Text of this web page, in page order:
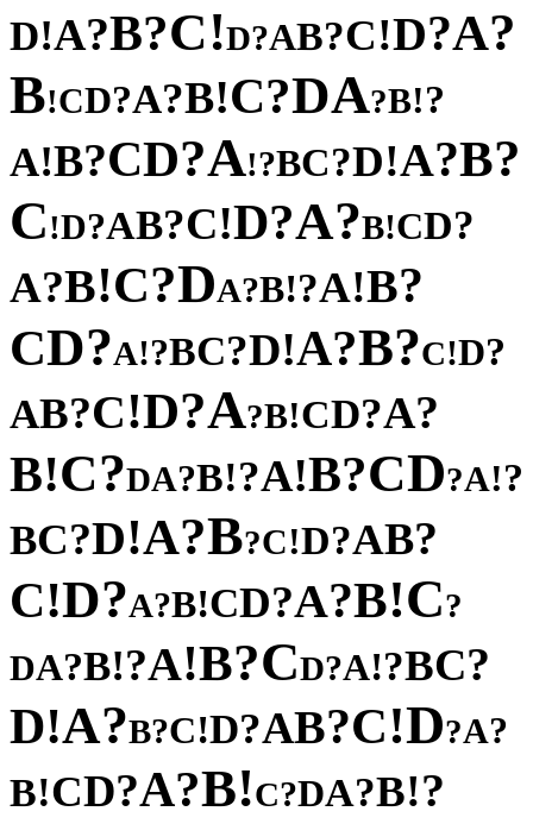
D!A?B?C!D?AB?C!D?A?
B!CD?A?B!C?DA?B!?
A!B?CD?A!?BC?D!A?B?
C!D?AB?C!D?A?B!CD?
A?B!C?DA?B!?A!B?
CD?A!?BC?D!A?B?C!D?
AB?C!D?A?B!CD?A?
B!C?DA?B!?A!B?CD?A!?
BC?D!A?B?C!D?AB?
C!D?A?B!CD?A?B!C?
DA?B!?A!B?CD?A!?BC?
D!A?B?C!D?AB?C!D?A?
B!CD?A?B!C?DA?B!?